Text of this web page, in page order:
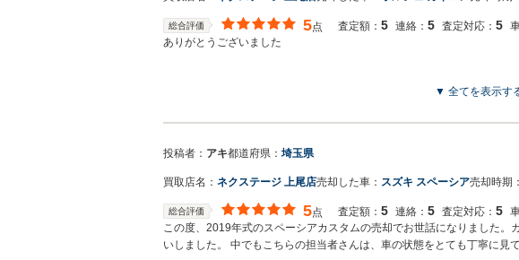
総合評価 5点 査定額： 5 連絡： 5 査定対応： 5
ありがとうございました
▼ 全てを表示す
投稿者： アキ都道府県： 埼玉県
買取店名： ネクステージ 上尾店売却した車： スズキ スペーシア売却時期：
総合評価 5点 査定額： 5 連絡： 5 査定対応： 5
この度、2019年式のスペーシアカスタムの売却でお世話になりました
いしました。 中でもこちらの担当者さんは、車の状態をとても丁寧に見